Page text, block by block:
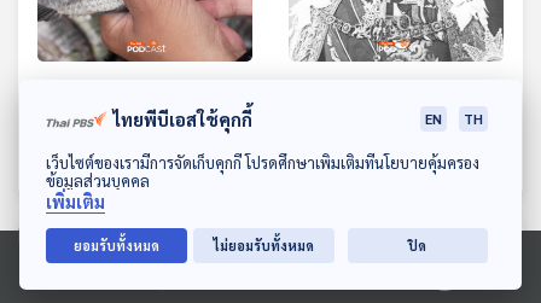
ดาวน์โหลด Thai PBS Podcast Application
Ⓒ 2020 องค์การกระจายเสียงและแพร่ภาพสาธารณะแห่งประเทศไทย
เข็ง(ปลาหมอ)ฝั่งอีสานและ
สปป.ลาว
เพลงดนตรีวิถีอาเซียน เพลงดนตรีวิถีอาเซียน
ตอนที่เกี่ยวข้อง
ไทยพีบีเอสใช้คุกกี้ EN TH
เว็บไซต์ของเรามีการจัดเก็บคุกกี้ โปรดศึกษาเพิ่มเติมที่นโยบายคุ้มครอง
ข้อมูลส่วนบุคคล
เพิ่มเติม
ยอมรับทั้งหมด ไม่ยอมรับทั้งหมด ปิด